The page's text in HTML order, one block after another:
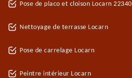
Pose de placo et cloison Locarn 22340
Nettoyage de terrasse Locarn
Pose de carrelage Locarn
Peintre intérieur Locarn